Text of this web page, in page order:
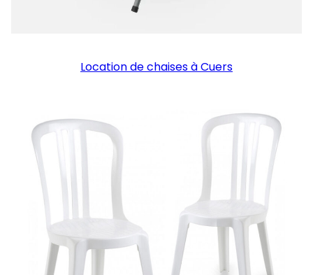
Location de chaises à Cuers